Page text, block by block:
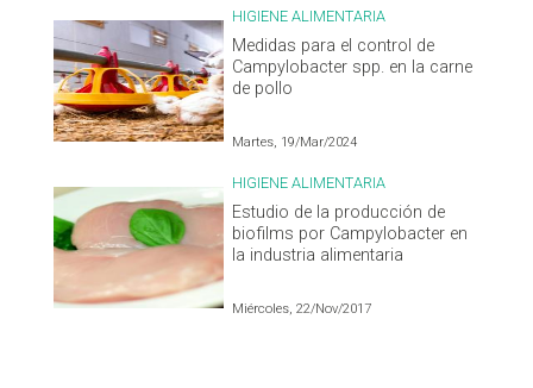
HIGIENE ALIMENTARIA
Medidas para el control de
Campylobacter spp. en la carne
de pollo
Martes, 19/Mar/2024
HIGIENE ALIMENTARIA
Estudio de la producción de
biofilms por Campylobacter en
la industria alimentaria
Miércoles, 22/Nov/2017